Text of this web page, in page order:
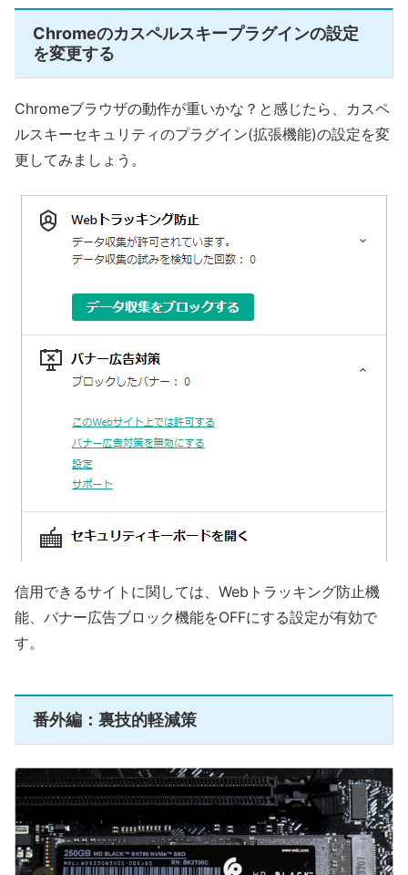
Chromeのカスペルスキープラグインの設定
を変更する
Chromeブラウザの動作が重いかな？と感じたら、カスペ
ルスキーセキュリティのプラグイン(拡張機能)の設定を変
更してみましょう。
信用できるサイトに関しては、Webトラッキング防止機
能、バナー広告ブロック機能をOFFにする設定が有効で
す。
番外編：裏技的軽減策